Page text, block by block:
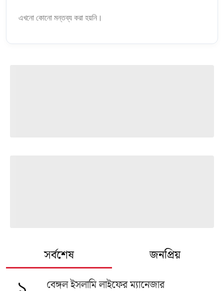
এখনো কোনো মন্তব্য করা হয়নি।
সর্বশেষ জনপ্রিয়
বেঙ্গল ইসলামি লাইফের ম্যানেজার